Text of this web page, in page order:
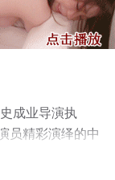
成业导演执
员精彩演绎的中
已完结），手